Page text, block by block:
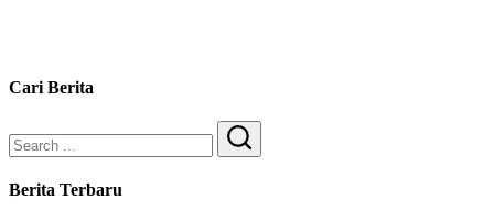
Cari Berita
Search
Berita Terbaru